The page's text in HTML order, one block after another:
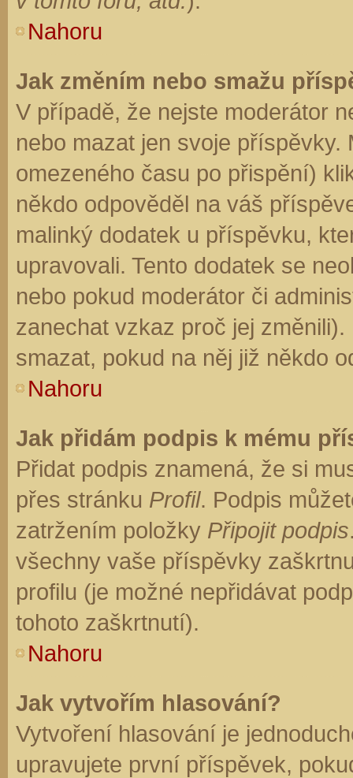
Nahoru
Jak změním nebo smažu
V případě, že nejste moderátor
nebo mazat jen svoje
omezeného času po přispění)
někdo odpověděl na váš
malinký dodatek u příspěvku,
upravovali. Tento dodatek se
nebo pokud moderátor či
zanechat vzkaz proč jej
smazat, pokud na něj již někdo
Nahoru
Jak přidám podpis k mému
Přidat podpis znamená, že si
přes stránku Profil. Podpis
zatržením položky Připojit podpis
všechny vaše příspěvky
profilu (je možné nepřidávat
tohoto zaškrtnutí).
Nahoru
Jak vytvořím hlasování?
Vytvoření hlasování je
upravujete první příspěvek,